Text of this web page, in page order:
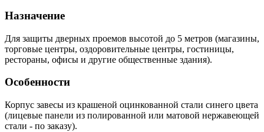
Назначение
Для защиты дверных проемов высотой до 5 метров (магазины,
торговые центры, оздоровительные центры, гостиницы,
рестораны, офисы и другие общественные здания).
Особенности
Корпус завесы из крашеной оцинкованной стали синего цвета
(лицевые панели из полированной или матовой нержавеющей
стали - по заказу).